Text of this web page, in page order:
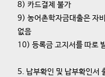
8) 카드결제 불가
9) 농어촌학자금대출은 자
없음
10) 등록금 고지서를 따로
5. 납부확인 및 납부확인서